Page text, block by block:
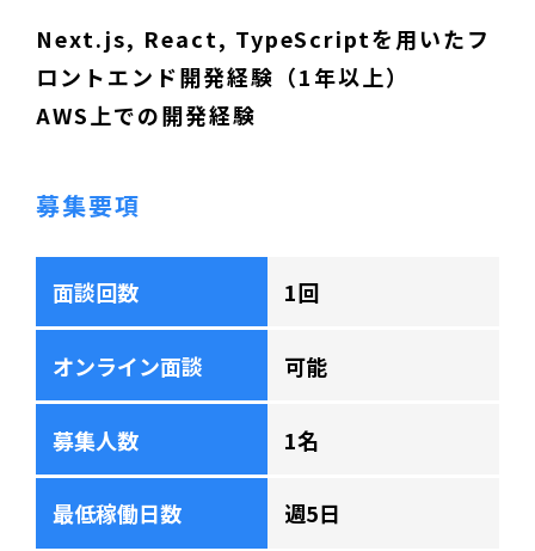
Next.js, React, TypeScriptを用いたフ
ロントエンド開発経験（1年以上）
AWS上での開発経験
募集要項
面談回数 1回
オンライン面談 可能
募集人数 1名
最低稼働日数 週5日